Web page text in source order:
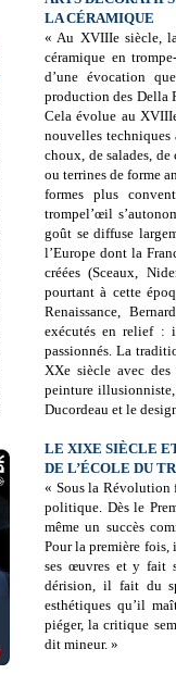
LA CÉRAMIQUE
« Au XVIIIe siècle,
céramique en
d’une évocation
production des Della
Cela évolue au
nouvelles techniques
choux, de salades,
ou terrines de forme
formes plus
trompel’œil
goût se diffuse
l’Europe dont la
créées (Sceaux,
pourtant à cette
Renaissance,
exécutés en relief :
passionnés. La
XXe siècle avec
peinture
Ducordeau et le
LE XIXE SIÈCLE
DE L’ÉCOLE DU
« Sous la Révolution
politique. Dès le
même un succès
Pour la première
ses œuvres et y fait
dérision, il fait du
esthétiques qu’il
piéger, la critique
dit mineur. »